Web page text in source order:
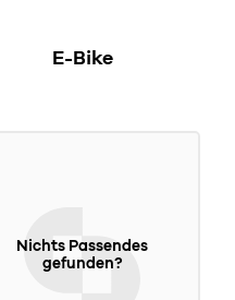
E-Bike
Nichts Passendes
gefunden?